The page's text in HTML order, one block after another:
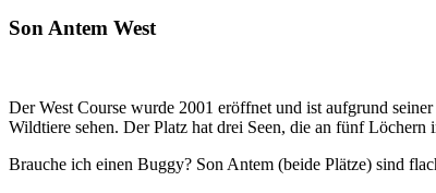
Son Antem West
Der West Course wurde 2001 eröffnet und ist aufgrund
Wildtiere sehen. Der Platz hat drei Seen, die an fünf Löchern
Brauche ich einen Buggy? Son Antem (beide Plätze) sind